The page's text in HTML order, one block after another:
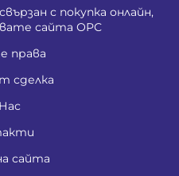
с покупка онлайн,
сайта ОРС
права
сделка
сайта